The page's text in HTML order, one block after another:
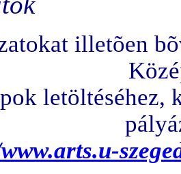
illetõen
letöltéséhez,